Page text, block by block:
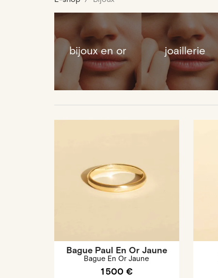
bijoux en or joaillerie
Bague Paul En Or Jaune
Bague En Or Jaune
1 500 €